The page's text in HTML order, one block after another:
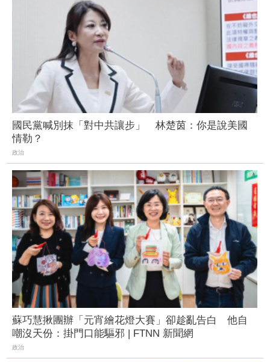
國民黨喊別抹「對中共讓步」 林楚茵：你是說美國
情勒？
政治
蘇巧慧揪團辦「元宵繪花燈大賽」卻趁亂告白 他自
嘲沒天份：掛門口能驅邪 | FTNN 新聞網
政治